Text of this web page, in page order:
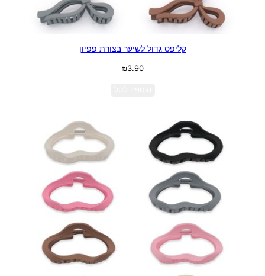
קליפס גדול לשיער בצורת פפיון
₪3.90